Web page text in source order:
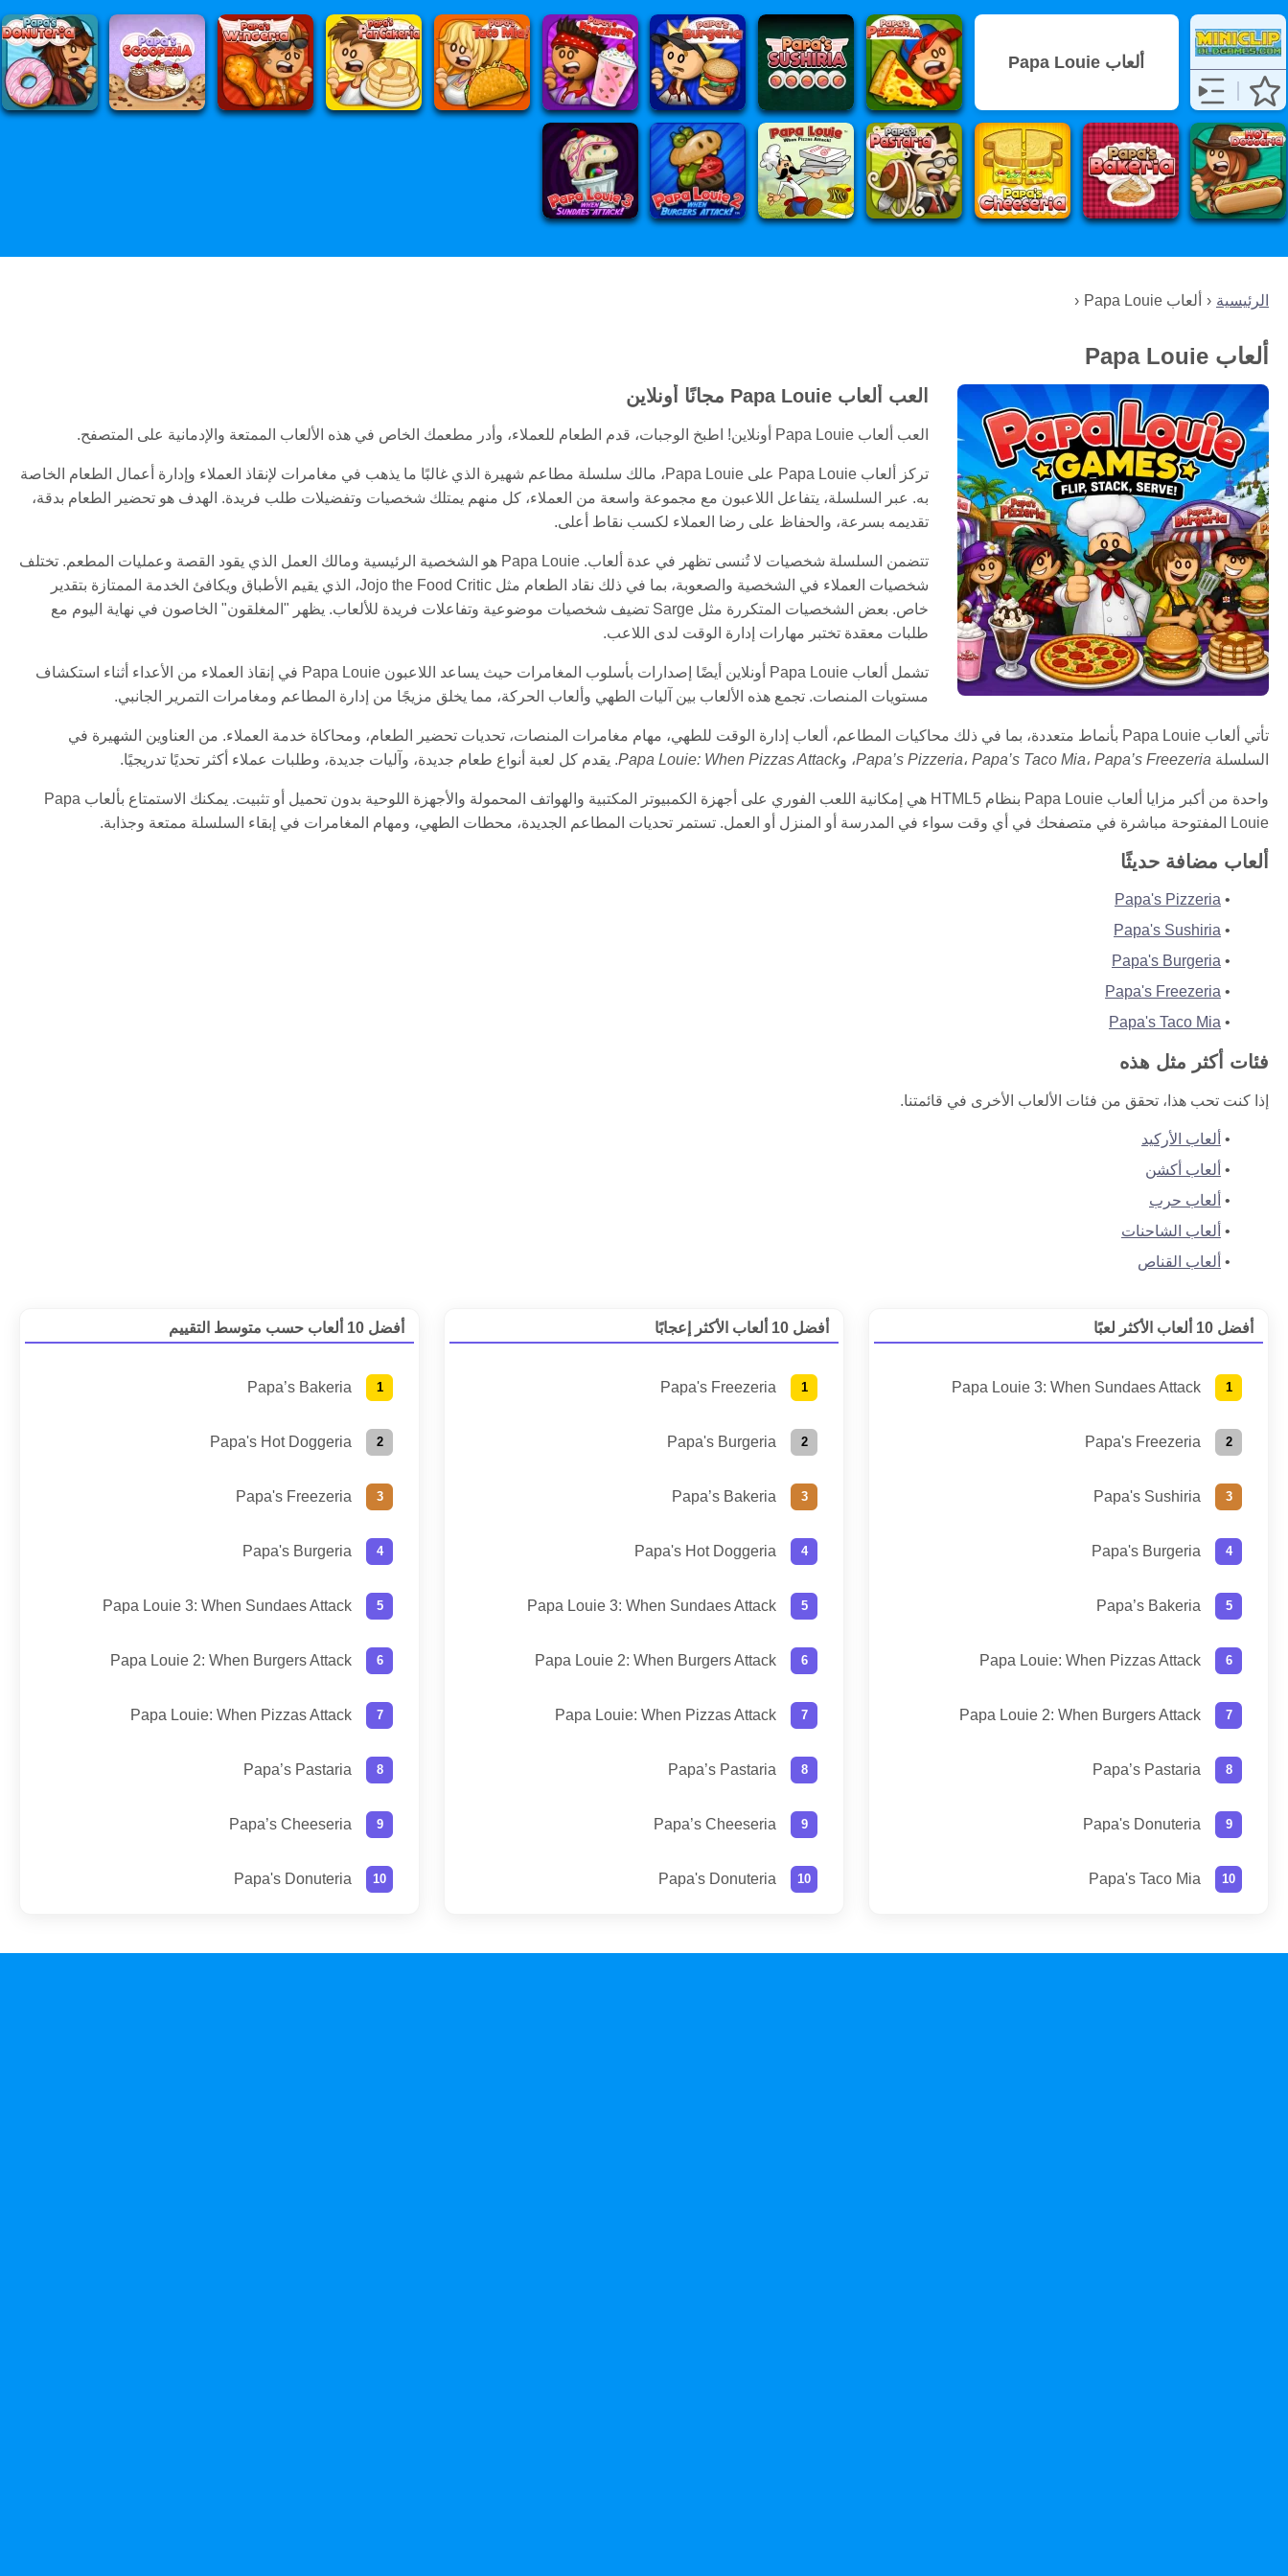
الرئيسية ألعاب Papa Louie
ألعاب Papa Louie
العب ألعاب Papa Louie مجانًا أونلاين
العب ألعاب Papa Louie أونلاين! اطبخ الوجبات، قدم الطعام للعملاء، وأدر مطعمك الخاص في هذه الألعاب الممتعة والإدمانية على المتصفح.
تركز ألعاب Papa Louie على Papa Louie، مالك سلسلة مطاعم شهيرة الذي غالبًا ما يذهب في مغامرات لإنقاذ العملاء وإدارة أعمال الطعام الخاصة
به. عبر السلسلة، يتفاعل اللاعبون مع مجموعة واسعة من العملاء، كل منهم يمتلك شخصيات وتفضيلات طلب فريدة. الهدف هو تحضير الطعام بدقة،
تقديمه بسرعة، والحفاظ على رضا العملاء لكسب نقاط أعلى.
تتضمن السلسلة شخصيات لا تُنسى تظهر في عدة ألعاب. Papa Louie هو الشخصية الرئيسية ومالك العمل الذي يقود القصة وعمليات المطعم. تختلف
شخصيات العملاء في الشخصية والصعوبة، بما في ذلك نقاد الطعام مثل Jojo the Food Critic، الذي يقيم الأطباق ويكافئ الخدمة الممتازة بتقدير
خاص. بعض الشخصيات المتكررة مثل Sarge تضيف شخصيات موضوعية وتفاعلات فريدة للألعاب. يظهر "المغلقون" الخاصون في نهاية اليوم مع
طلبات معقدة تختبر مهارات إدارة الوقت لدى اللاعب.
تشمل ألعاب Papa Louie أونلاين أيضًا إصدارات بأسلوب المغامرات حيث يساعد اللاعبون Papa Louie في إنقاذ العملاء من الأعداء أثناء استكشاف
مستويات المنصات. تجمع هذه الألعاب بين آليات الطهي وألعاب الحركة، مما يخلق مزيجًا من إدارة المطاعم ومغامرات التمرير الجانبي.
تأتي ألعاب Papa Louie بأنماط متعددة، بما في ذلك محاكيات المطاعم، ألعاب إدارة الوقت للطهي، مهام مغامرات المنصات، تحديات تحضير الطعام، ومحاكاة خدمة العملاء. من العناوين الشهيرة في
السلسلة
Papa’s Pizzeria، Papa’s Taco Mia، Papa’s Freezeria ، وPapa Louie: When Pizzas Attack. يقدم كل لعبة أنواع طعام جديدة، وآليات جديدة، وطلبات عملاء أكثر تحديًا تدريجيًا.
واحدة من أكبر مزايا ألعاب Papa Louie بنظام HTML5 هي إمكانية اللعب الفوري على أجهزة الكمبيوتر المكتبية والهواتف المحمولة والأجهزة اللوحية بدون تحميل أو تثبيت. يمكنك الاستمتاع بألعاب Papa
Louie المفتوحة مباشرة في متصفحك في أي وقت سواء في المدرسة أو المنزل أو العمل. تستمر تحديات المطاعم الجديدة، محطات الطهي، ومهام المغامرات في إبقاء السلسلة ممتعة وجذابة.
ألعاب مضافة حديثًا
Papa's Pizzeria
Papa's Sushiria
Papa's Burgeria
Papa's Freezeria
Papa's Taco Mia
فئات أكثر مثل هذه
إذا كنت تحب هذا، تحقق من فئات الألعاب الأخرى في قائمتنا.
ألعاب الأركيد
ألعاب أكشن
ألعاب حرب
ألعاب الشاحنات
ألعاب القناص
أفضل 10 ألعاب الأكثر لعبًا
Papa Louie 3: When Sundaes Attack
Papa's Freezeria
Papa's Sushiria
Papa's Burgeria
Papa’s Bakeria
Papa Louie: When Pizzas Attack
Papa Louie 2: When Burgers Attack
Papa’s Pastaria
Papa's Donuteria
Papa's Taco Mia
أفضل 10 ألعاب الأكثر إعجابًا
Papa's Freezeria
Papa's Burgeria
Papa’s Bakeria
Papa's Hot Doggeria
Papa Louie 3: When Sundaes Attack
Papa Louie 2: When Burgers Attack
Papa Louie: When Pizzas Attack
Papa’s Pastaria
Papa’s Cheeseria
Papa's Donuteria
أفضل 10 ألعاب حسب متوسط التقييم
Papa’s Bakeria
Papa's Hot Doggeria
Papa's Freezeria
Papa's Burgeria
Papa Louie 3: When Sundaes Attack
Papa Louie 2: When Burgers Attack
Papa Louie: When Pizzas Attack
Papa’s Pastaria
Papa’s Cheeseria
Papa's Donuteria
ألعاب Papa Louie